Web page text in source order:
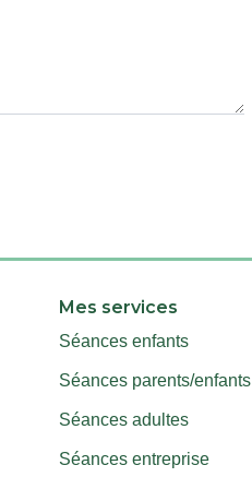
Mes services
Séances enfants
Séances parents/enfants
Séances adultes
Séances entreprise